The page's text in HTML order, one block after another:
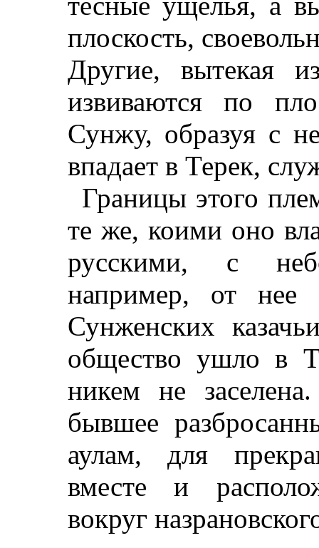
плоскость,
Другие, вытекая
извиваются по
Сунжу, образуя с
впадает в Терек,
Границы этого
те же, коими оно
русскими, с
например, от нее
Сунженских
общество ушло в
никем не
бывшее
аулам, для
вместе и
вокруг